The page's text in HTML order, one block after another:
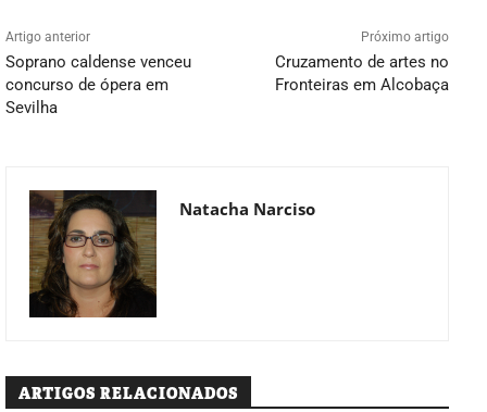
Artigo anterior
Soprano caldense venceu
concurso de ópera em
Sevilha
Próximo artigo
Cruzamento de artes no
Fronteiras em Alcobaça
Natacha Narciso
ARTIGOS RELACIONADOS